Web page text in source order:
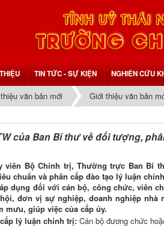
TIN TỨC - SỰ KIỆN NGHIÊN CỨU
văn bản mới
Giới thiệu văn bản
của Ban Bí thư về đối tượng,
viên Bộ Chính trị, Thường trực Ban Bí
chuẩn và phân cấp đào tạo lý luận
dụng đối với cán bộ, công chức, viên
đơn vị sự nghiệp, doanh nghiệp
mưu, giúp việc của cấp ủy.
lý luận chính trị: Cán bộ đương chức